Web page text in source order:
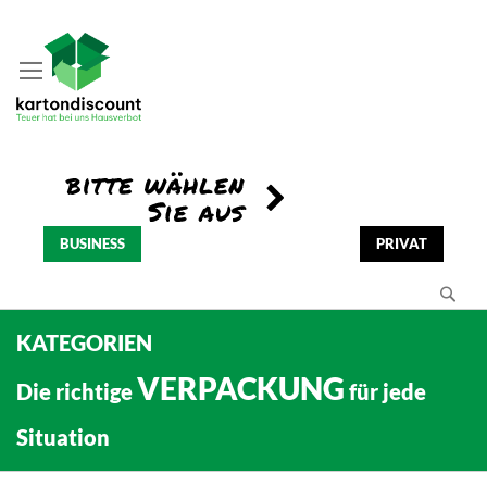
BUSINESS PRIVAT
KATEGORIEN
Die richtigeVERPACKUNG für jede
Situation